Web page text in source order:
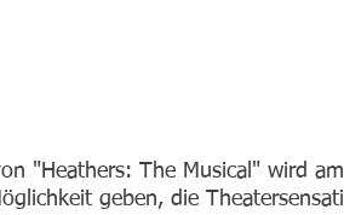
"Heathers: The Musical" wird
geben, die